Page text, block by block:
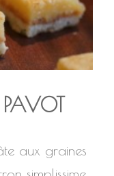
aux graines